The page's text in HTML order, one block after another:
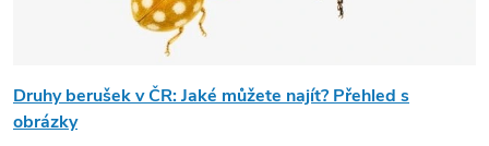
Druhy berušek v ČR: Jaké můžete najít? Přehled s
obrázky